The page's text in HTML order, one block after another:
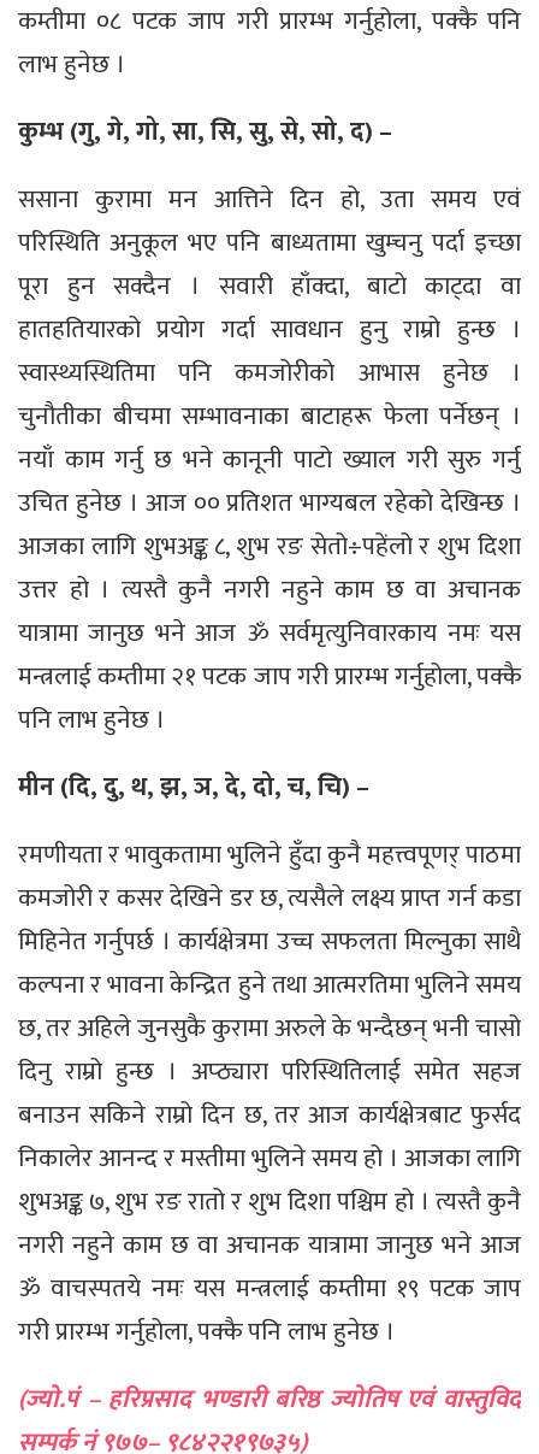
कम्तीमा ०८ पटक जाप गरी प्रारम्भ गर्नुहोला, पक्कै पनि
लाभ हुनेछ ।
कुम्भ (गु, गे, गो, सा, सि, सु, से, सो, द) –
ससाना कुरामा मन आत्तिने दिन हो, उता समय एवं
परिस्थिति अनुकूल भए पनि बाध्यतामा खुम्चनु पर्दा इच्छा
पूरा हुन सक्दैन । सवारी हाँक्दा, बाटो काट्दा वा
हातहतियारको प्रयोग गर्दा सावधान हुनु राम्रो हुन्छ ।
स्वास्थ्यस्थितिमा पनि कमजोरीको आभास हुनेछ ।
चुनौतीका बीचमा सम्भावनाका बाटाहरू फेला पर्नेछन् ।
नयाँ काम गर्नु छ भने कानूनी पाटो ख्याल गरी सुरु गर्नु
उचित हुनेछ । आज ०० प्रतिशत भाग्यबल रहेको देखिन्छ ।
आजका लागि शुभअङ्क ८, शुभ रङ सेतो÷पहेंलो र शुभ दिशा
उत्तर हो । त्यस्तै कुनै नगरी नहुने काम छ वा अचानक
यात्रामा जानुछ भने आज ॐ सर्वमृत्युनिवारकाय नमः यस
मन्त्रलाई कम्तीमा २१ पटक जाप गरी प्रारम्भ गर्नुहोला, पक्कै
पनि लाभ हुनेछ ।
मीन (दि, दु, थ, झ, ञ, दे, दो, च, चि) –
रमणीयता र भावुकतामा भुलिने हुँदा कुनै महत्त्वपूणर् पाठमा
कमजोरी र कसर देखिने डर छ, त्यसैले लक्ष्य प्राप्त गर्न कडा
मिहिनेत गर्नुपर्छ । कार्यक्षेत्रमा उच्च सफलता मिल्नुका साथै
कल्पना र भावना केन्द्रित हुने तथा आत्मरतिमा भुलिने समय
छ, तर अहिले जुनसुकै कुरामा अरुले के भन्दैछन् भनी चासो
दिनु राम्रो हुन्छ । अप्ठ्यारा परिस्थितिलाई समेत सहज
बनाउन सकिने राम्रो दिन छ, तर आज कार्यक्षेत्रबाट फुर्सद
निकालेर आनन्द र मस्तीमा भुलिने समय हो । आजका लागि
शुभअङ्क ७, शुभ रङ रातो र शुभ दिशा पश्चिम हो । त्यस्तै कुनै
नगरी नहुने काम छ वा अचानक यात्रामा जानुछ भने आज
ॐ वाचस्पतये नमः यस मन्त्रलाई कम्तीमा १९ पटक जाप
गरी प्रारम्भ गर्नुहोला, पक्कै पनि लाभ हुनेछ ।
(ज्यो.पं – हरिप्रसाद भण्डारी बरिष्ठ ज्योतिष एवं वास्तुविद
सम्पर्क नं ९७७– ९८४२२१९७३५)